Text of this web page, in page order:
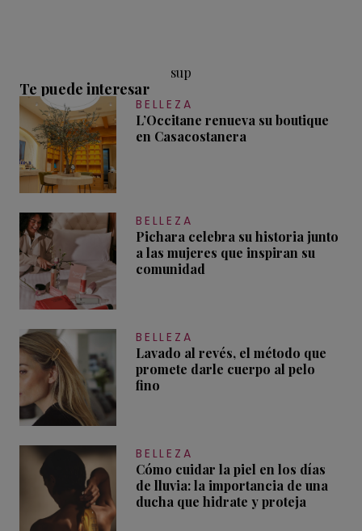
sup
Te puede interesar
BELLEZA
L’Occitane renueva su boutique
en Casacostanera
BELLEZA
Pichara celebra su historia junto
a las mujeres que inspiran su
comunidad
BELLEZA
Lavado al revés, el método que
promete darle cuerpo al pelo
fino
BELLEZA
Cómo cuidar la piel en los días
de lluvia: la importancia de una
ducha que hidrate y proteja